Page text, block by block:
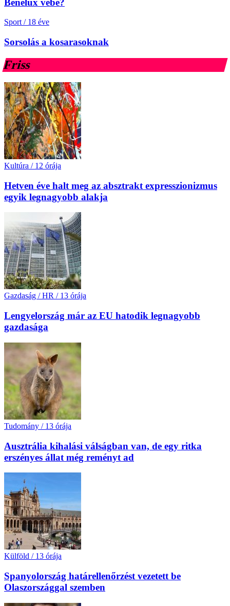
Sport / 18 éve
Sorsolás a kosarasoknak
Friss
Kultúra / 12 órája
Hetven éve halt meg az absztrakt expresszionizmus
egyik legnagyobb alakja
Gazdaság / HR / 13 órája
Lengyelország már az EU hatodik legnagyobb
gazdasága
Tudomány / 13 órája
Ausztrália kihalási válságban van, de egy ritka
erszényes állat még reményt ad
Külföld / 13 órája
Spanyolország határellenőrzést vezetett be
Olaszországgal szemben